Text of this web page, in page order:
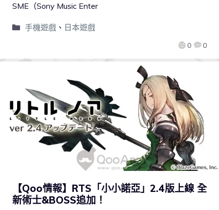
0 0
SME（Sony Music Enter
手機遊戲、 日本遊戲
【Qoo情報】RTS「小小諾亞」2.4版上線 全
新術士&BOSS追加！